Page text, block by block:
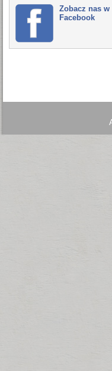
Zobacz nas w
Facebook